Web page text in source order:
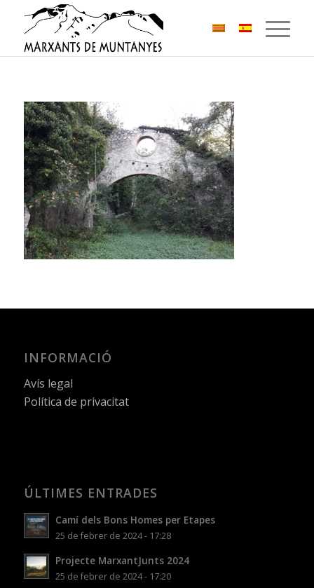
INFORMACIÓ
Avís legal
Política de privacitat
ÚLTIMES ENTRADES
Camí dels Bons Homes per Etapes
25 de febrer de 2024 - 17:28
Projecte MarxantJunts 2024
25 de febrer de 2024 - 17:20